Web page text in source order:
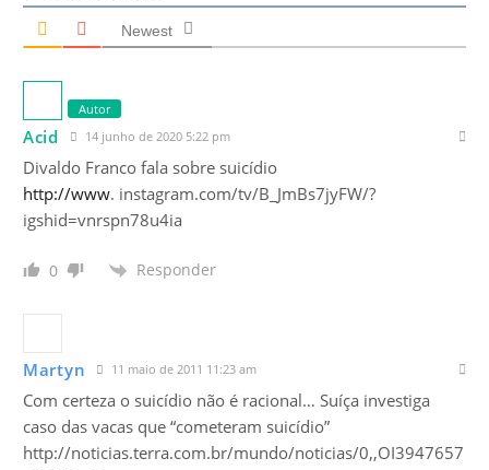
Newest
Autor
Acid 14 junho de 2020 5:22 pm
Divaldo Franco fala sobre suicídio
http://www. instagram.com/tv/B_JmBs7jyFW/?
igshid=vnrspn78u4ia
0 Responder
Martyn 11 maio de 2011 11:23 am
Com certeza o suicídio não é racional… Suíça investiga
caso das vacas que “cometeram suicídio”
http://noticias.terra.com.br/mundo/noticias/0,,OI3947657